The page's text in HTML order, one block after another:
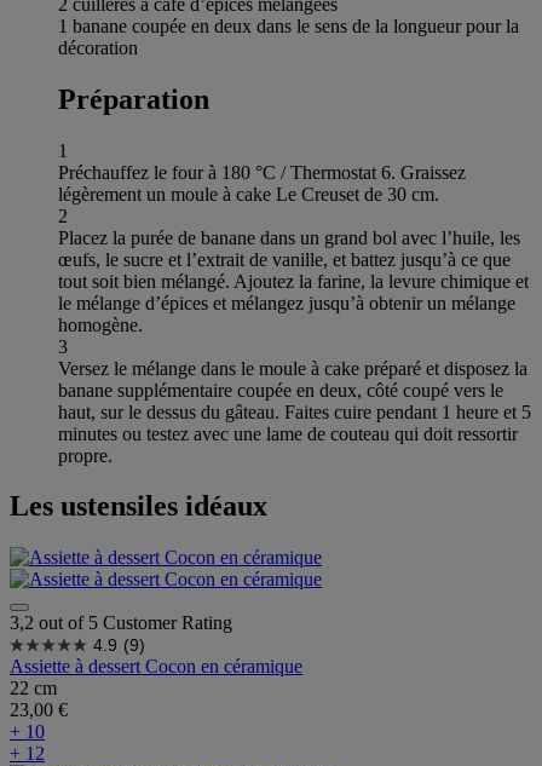
1 banane coupée en deux dans le sens de la longueur pour la
décoration
Préparation
1
Préchauffez le four à 180 °C / Thermostat 6. Graissez
légèrement un moule à cake Le Creuset de 30 cm.
2
Placez la purée de banane dans un grand bol avec l’huile, les
œufs, le sucre et l’extrait de vanille, et battez jusqu’à ce que
tout soit bien mélangé. Ajoutez la farine, la levure chimique et
le mélange d’épices et mélangez jusqu’à obtenir un mélange
homogène.
3
Versez le mélange dans le moule à cake préparé et disposez la
banane supplémentaire coupée en deux, côté coupé vers le
haut, sur le dessus du gâteau. Faites cuire pendant 1 heure et 5
minutes ou testez avec une lame de couteau qui doit ressortir
propre.
Les ustensiles idéaux
3,2 out of 5 Customer Rating
4.9 (9)
Assiette à dessert Cocon en céramique
22 cm
23,00 €
+ 10
+ 12